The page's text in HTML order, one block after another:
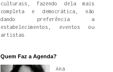
culturais, fazendo dela mais
completa e democrática, não
dando preferência a
estabelecimentos, eventos ou
artistas.
Quem Faz a Agenda?
Ana